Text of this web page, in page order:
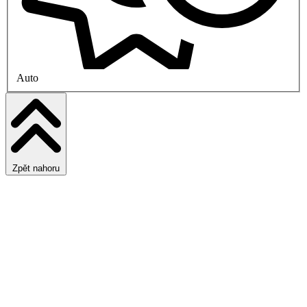
Auto
Zpět nahoru